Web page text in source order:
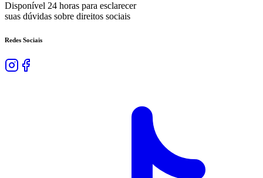
Disponível 24 horas para esclarecer
suas dúvidas sobre direitos sociais
Redes Sociais